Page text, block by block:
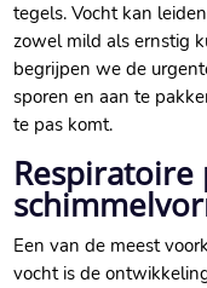
tegels. Vocht kan
zowel mild als ernstig
begrijpen we de
sporen en aan te
te pas komt.
Een van de meest
vocht is de